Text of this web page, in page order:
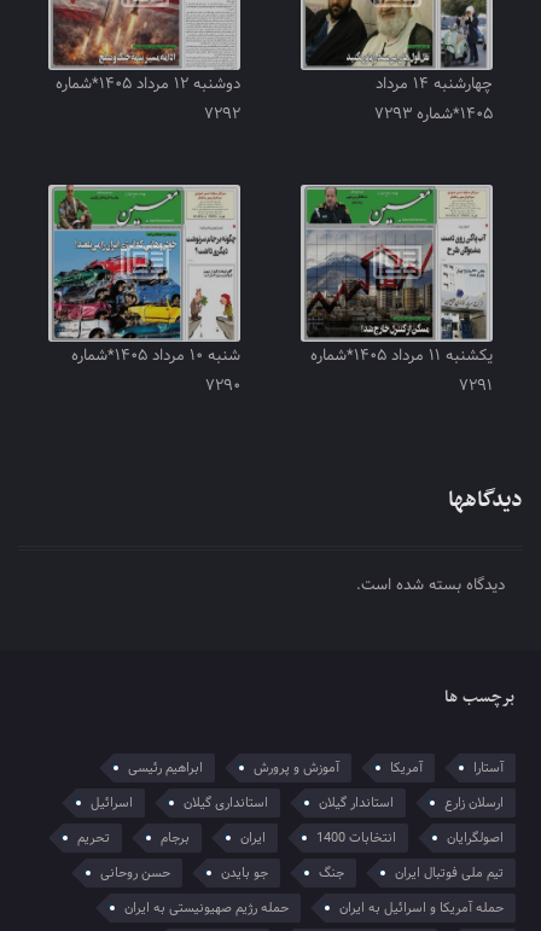
چهارشنبه ۱۴ مرداد
۱۴۰۵*شماره ۷۲۹۳
دوشنبه ۱۲ مرداد ۱۴۰۵*شماره
۷۲۹۲
یکشنبه ۱۱ مرداد ۱۴۰۵*شماره
۷۲۹۱
شنبه ۱۰ مرداد ۱۴۰۵*شماره
۷۲۹۰
دیدگاهها
دیدگاه بسته شده است.
برچسب ها
آستارا آمریکا آموزش و پرورش
ابراهیم رئیسی
ارسلان زارع
استاندار گیلان استانداری گیلان
اسرائیل
اصولگرایان
انتخابات 1400 ایران برجام
تحریم
تیم ملی فوتبال ایران
جنگ جو بایدن
حسن روحانی
حمله آمریکا و اسرائیل به ایران
حمله رژیم صهیونیستی به ایران